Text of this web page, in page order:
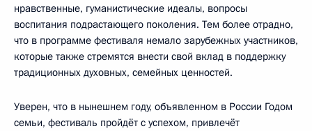
нравственные, гуманистические идеалы, вопросы
воспитания подрастающего поколения. Тем более отрадно,
что в программе фестиваля немало зарубежных участников,
которые также стремятся внести свой вклад в поддержку
традиционных духовных, семейных ценностей.
Уверен, что в нынешнем году, объявленном в России Годом
семьи, фестиваль пройдёт с успехом, привлечёт